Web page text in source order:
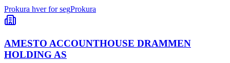
Prokura hver for segProkura
AMESTO ACCOUNTHOUSE DRAMMEN
HOLDING AS